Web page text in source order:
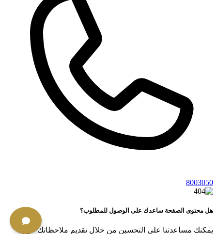
8003050
هل محتوى الصفحة ساعدك على الوصول للمطلوب؟
يمكنك مساعدتنا على التحسين من خلال تقديم ملاحظاتك حول